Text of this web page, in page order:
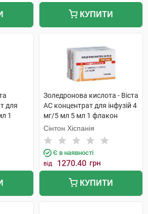
КУПИТИ
для
1
Золедронова кислота - Віста
АС концентрат для інфузій 4
мг/5 мл 5 мл 1 флакон
Сінтон Хіспанія
Є в наявності
від 1270.40 грн
КУПИТИ